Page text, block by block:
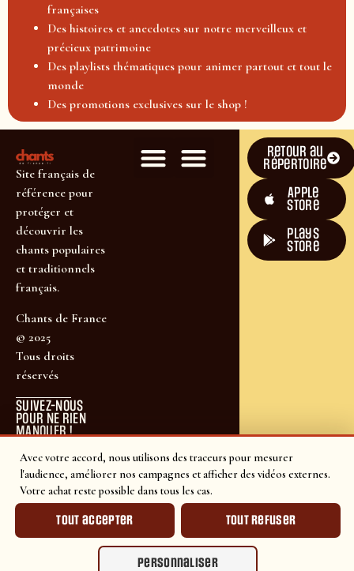
Avec votre accord, nous utilisons des traceurs pour mesurer
l'audience, améliorer nos campagnes et afficher des vidéos externes.
Votre achat reste possible dans tous les cas.
Tout accepter Tout refuser
Personnaliser
françaises
Des histoires et anecdotes sur notre merveilleux et
précieux patrimoine
Des playlists thématiques pour animer partout et tout le
monde
Des promotions exclusives sur le shop !
Site français de
référence pour
protéger et
découvrir les
chants populaires
et traditionnels
français.
Chants de France
© 2025
Tous droits
réservés
SUIVEZ-NOUS
POUR NE RIEN
MANQUER !
Retour au
répertoire
Apple
Store
plays
store